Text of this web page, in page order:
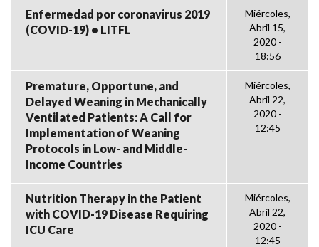
Enfermedad por coronavirus 2019
(COVID-19) • LITFL
Miércoles,
Abril 15,
2020 -
18:56
Premature, Opportune, and
Delayed Weaning in Mechanically
Ventilated Patients: A Call for
Implementation of Weaning
Protocols in Low- and Middle-
Income Countries
Miércoles,
Abril 22,
2020 -
12:45
Nutrition Therapy in the Patient
with COVID-19 Disease Requiring
ICU Care
Miércoles,
Abril 22,
2020 -
12:45